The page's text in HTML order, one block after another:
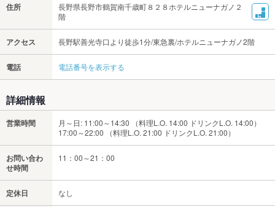
住所
長野県長野市鶴賀南千歳町８２８ホテルニューナガノ２
階
アクセス 長野駅善光寺口より徒歩1分/東急裏/ホテルニューナガノ2階
電話 電話番号を表示する
詳細情報
営業時間
月～日: 11:00～14:30 （料理L.O. 14:00 ドリンクL.O. 14:00）
17:00～22:00 （料理L.O. 21:00 ドリンクL.O. 21:00）
お問い合わ
せ時間
11：00～21：00
定休日 なし